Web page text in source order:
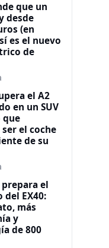
que un
desde
(en
es el nuevo
de
el A2
en un SUV
que
el coche
de su
el
EX40:
más
y
de 800